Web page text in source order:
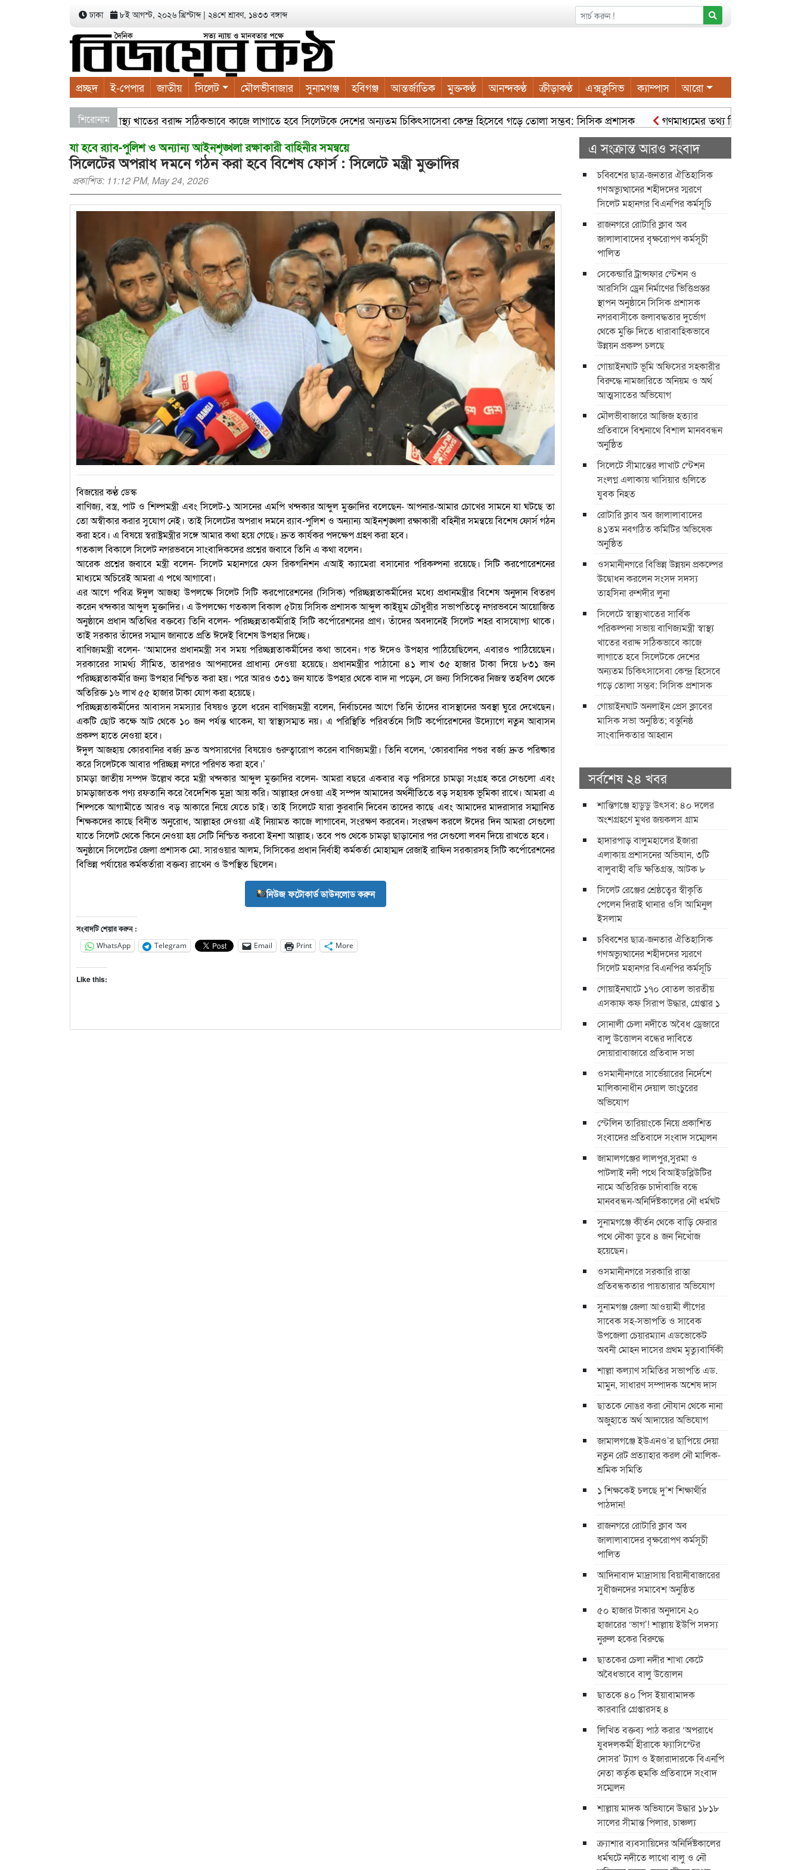
ঢাকা ৮ই আগস্ট, ২০২৬ খ্রিস্টাব্দ| ২৪শে শ্রাবণ, ১৪৩৩ বঙ্গাব্দ
প্রচ্ছদ ই-পেপার জাতীয় সিলেট মৌলভীবাজার সুনামগঞ্জ হবিগঞ্জ আন্তর্জাতিক মুক্তকণ্ঠ আনন্দকণ্ঠ ক্রীড়াকণ্ঠ এক্সক্লুসিভ ক্যাম্পাস আরো
শিরোনাম
সভায় বাণিজ্যমন্ত্রী স্বাস্থ্য খাতের বরাদ্দ সঠিকভাবে কাজে লাগাতে হবে সিলেটকে দেশের অন্যতম চিকিৎসাসেবা কেন্দ্র হিসেবে গড়ে তোলা সম্ভব: সিসিক প্রশাসক গণমাধ্যমের তথ্য বিকৃত হলে বিভ্রান্তি ও
যা হবে র‌্যাব-পুলিশ ও অন্যান্য আইনশৃঙ্খলা রক্ষাকারী বাহিনীর সমন্বয়ে
সিলেটের অপরাধ দমনে গঠন করা হবে বিশেষ ফোর্স : সিলেটে মন্ত্রী মুক্তাদির
প্রকাশিত: 11:12 PM, May 24, 2026
বিজয়ের কণ্ঠ ডেস্ক
বাণিজ্য, বস্ত্র, পাট ও শিল্পমন্ত্রী এবং সিলেট-১ আসনের এমপি খন্দকার আব্দুল মুক্তাদির বলেছেন- আপনার-আমার চোখের সামনে যা ঘটছে তা
তো অস্বীকার করার সুযোগ নেই। তাই সিলেটের অপরাধ দমনে র‌্যাব-পুলিশ ও অন্যান্য আইনশৃঙ্খলা রক্ষাকারী বহিনীর সমন্বয়ে বিশেষ ফোর্স গঠন
করা হবে। এ বিষয়ে স্বরাষ্ট্রমন্ত্রীর সঙ্গে আমার কথা হয়ে গেছে। দ্রুত কার্যকর পদক্ষেপ গ্রহণ করা হবে।
গতকাল বিকালে সিলেট নগরভবনে সাংবাদিকদের প্রশ্নের জবাবে তিনি এ কথা বলেন।
আরেক প্রশ্নের জবাবে মন্ত্রী বলেন- সিলেট মহানগরে ফেস রিকগনিশন এআই ক্যামেরা বসানোর পরিকল্পনা রয়েছে। সিটি করপোরেশনের
মাধ্যমে অচিরেই আমরা এ পথে আগাবো।
এর আগে পবিত্র ঈদুল আজহা উপলক্ষে সিলেট সিটি করপোরেশনের (সিসিক) পরিচ্ছন্নতাকর্মীদের মধ্যে প্রধানমন্ত্রীর বিশেষ অনুদান বিতরণ
করেন খন্দকার আব্দুল মুক্তাদির। এ উপলক্ষ্যে গতকাল বিকাল ৫টায় সিসিক প্রশাসক আব্দুল কাইয়ুম চৌধুরীর সভাপতিত্বে নগরভবনে আয়োজিত
অনুষ্ঠানে প্রধান অতিথির বক্তব্যে তিনি বলেন- পরিচ্ছন্নতাকর্মীরাই সিটি কর্পোরেশনের প্রাণ। তাঁদের অবদানেই সিলেট শহর বাসযোগ্য থাকে।
তাই সরকার তাঁদের সম্মান জানাতে প্রতি ঈদেই বিশেষ উপহার দিচ্ছে।
বাণিজ্যমন্ত্রী বলেন- ‘আমাদের প্রধানমন্ত্রী সব সময় পরিচ্ছন্নতাকর্মীদের কথা ভাবেন। গত ঈদেও উপহার পাঠিয়েছিলেন, এবারও পাঠিয়েছেন।
সরকারের সামর্থ্য সীমিত, তারপরও আপনাদের প্রাধান্য দেওয়া হয়েছে। প্রধানমন্ত্রীর পাঠানো ৪১ লাখ ৩৫ হাজার টাকা দিয়ে ৮৩১ জন
পরিচ্ছন্নতাকর্মীর জন্য উপহার নিশ্চিত করা হয়। পরে আরও ৩৩১ জন যাতে উপহার থেকে বাদ না পড়েন, সে জন্য সিসিকের নিজস্ব তহবিল থেকে
অতিরিক্ত ১৬ লাখ ৫৫ হাজার টাকা যোগ করা হয়েছে।
পরিচ্ছন্নতাকর্মীদের আবাসন সমস্যার বিষয়ও তুলে ধরেন বাণিজ্যমন্ত্রী বলেন, নির্বাচনের আগে তিনি তাঁদের বাসস্থানের অবস্থা ঘুরে দেখেছেন।
একটি ছোট কক্ষে আট থেকে ১০ জন পর্যন্ত থাকেন, যা স্বাস্থ্যসম্মত নয়। এ পরিস্থিতি পরিবর্তনে সিটি কর্পোরেশনের উদ্যোগে নতুন আবাসন
প্রকল্প হাতে নেওয়া হবে।
ঈদুল আজহায় কোরবানির বর্জ্য দ্রুত অপসারণের বিষয়েও গুরুত্বারোপ করেন বাণিজ্যমন্ত্রী। তিনি বলেন, ‘কোরবানির পশুর বর্জ্য দ্রুত পরিষ্কার
করে সিলেটকে আবার পরিচ্ছন্ন নগরে পরিণত করা হবে।’
চামড়া জাতীয় সম্পদ উল্লেখ করে মন্ত্রী খন্দকার আব্দুল মুক্তাদির বলেন- আমরা বছরে একবার বড় পরিসরে চামড়া সংগ্রহ করে সেগুলো এবং
চামড়াজাতক পণ্য রফতানি করে বৈদেশিক মুদ্রা আয় করি। আল্লাহর দেওয়া এই সম্পদ আমাদের অর্থনীতিতে বড় সহায়ক ভূমিকা রাখে। আমরা এ
শিল্পকে আগামীতে আরও বড় আকারে নিয়ে যেতে চাই। তাই সিলেটে যারা কুরবানি দিবেন তাদের কাছে এবং আমাদের মাদরাসার সম্মানিত
শিক্ষকদের কাছে বিনীত অনুরোধ, আল্লাহর দেওয়া এই নিয়ামত কাজে লাগাবেন, সংরক্ষণ করবেন। সংরক্ষণ করলে ঈদের দিন আমরা সেগুলো
যাতে সিলেট থেকে কিনে নেওয়া হয় সেটি নিশ্চিত করবো ইনশা আল্লাহ। তবে পশু থেকে চামড়া ছাড়ানোর পর সেগুলো লবন দিয়ে রাখতে হবে।
অনুষ্ঠানে সিলেটের জেলা প্রশাসক মো. সারওয়ার আলম, সিসিকের প্রধান নির্বাহী কর্মকর্তা মোহাম্মদ রেজাই রাফিন সরকারসহ সিটি কর্পোরেশনের
বিভিন্ন পর্যায়ের কর্মকর্তারা বক্তব্য রাখেন ও উপস্থিত ছিলেন।
নিউজ ফটোকার্ড ডাউনলোড করুন
সংবাদটি শেয়ার করুন :
WhatsApp Telegram Email Print More
Like this:
এ সংক্রান্ত আরও সংবাদ
চব্বিশের ছাত্র-জনতার ঐতিহাসিক
গণঅভ্যুত্থানের শহীদদের স্মরণে
সিলেট মহানগর বিএনপির কর্মসূচি
রাজনগরে রোটারি ক্লাব অব
জালালাবাদের বৃক্ষরোপণ কর্মসূচী
পালিত
সেকেন্ডারি ট্রান্সফার স্টেশন ও
আরসিসি ড্রেন নির্মাণের ভিত্তিপ্রস্তর
স্থাপন অনুষ্ঠানে সিসিক প্রশাসক
নগরবাসীকে জলাবদ্ধতার দুর্ভোগ
থেকে মুক্তি দিতে ধারাবাহিকভাবে
উন্নয়ন প্রকল্প চলছে
গোয়াইনঘাট ভূমি অফিসের সহকারীর
বিরুদ্ধে নামজারিতে অনিয়ম ও অর্থ
আত্মসাতের অভিযোগ
মৌলভীবাজারে আজিজ হত্যার
প্রতিবাদে বিশ্বনাথে বিশাল মানববন্ধন
অনুষ্ঠিত
সিলেটে সীমান্তের লাখাট স্টেশন
সংলগ্ন এলাকায় খাসিয়ার গুলিতে
যুবক নিহত
রোটারি ক্লাব অব জালালাবাদের
৪১তম নবগঠিত কমিটির অভিষেক
অনুষ্ঠিত
ওসমানীনগরে বিভিন্ন উন্নয়ন প্রকল্পের
উদ্বোধন করলেন সংসদ সদস্য
তাহসিনা রুশদীর লুনা
সিলেটে স্বাস্থ্যখাতের সার্বিক
পরিকল্পনা সভায় বাণিজ্যমন্ত্রী স্বাস্থ্য
খাতের বরাদ্দ সঠিকভাবে কাজে
লাগাতে হবে সিলেটকে দেশের
অন্যতম চিকিৎসাসেবা কেন্দ্র হিসেবে
গড়ে তোলা সম্ভব: সিসিক প্রশাসক
​গোয়াইনঘাট অনলাইন প্রেস ক্লাবের
মাসিক সভা অনুষ্ঠিত; বস্তুনিষ্ঠ
সাংবাদিকতার আহ্বান
সর্বশেষ ২৪ খবর
শান্তিগঞ্জে হাডুডু উৎসব: ৪০ দলের
অংশগ্রহণে মুখর জয়কলস গ্রাম
হাদারপাড় বালুমহালের ইজারা
এলাকায় প্রশাসনের অভিযান, ৩টি
বালুবাহী বডি ক্ষতিগ্রস্ত, আটক ৮
সিলেট রেঞ্জের শ্রেষ্ঠত্বের স্বীকৃতি
পেলেন দিরাই থানার ওসি আমিনুল
ইসলাম
চব্বিশের ছাত্র-জনতার ঐতিহাসিক
গণঅভ্যুত্থানের শহীদদের স্মরণে
সিলেট মহানগর বিএনপির কর্মসূচি
গোয়াইনঘাটে ১৭০ বোতল ভারতীয়
এসকাফ কফ সিরাপ উদ্ধার, গ্রেপ্তার ১
সোনালী চেলা নদীতে অবৈধ ড্রেজারে
বালু উত্তোলন বন্ধের দাবিতে
দোয়ারাবাজারে প্রতিবাদ সভা
ওসমানীনগরে সার্ভেয়ারের নির্দেশে
মালিকানাধীন দেয়াল ভাংচুরের
অভিযোগ
স্টেলিন তারিয়াংকে নিয়ে প্রকাশিত
সংবাদের প্রতিবাদে সংবাদ সম্মেলন
জামালগঞ্জের লালপুর,সুরমা ও
পাটলাই নদী পথে বিআইডব্লিউটির
নামে অতিরিক্ত চাদাঁবাজি বন্ধে
মানববন্ধন-অনির্দিষ্টকালের নৌ ধর্মঘট
সুনামগঞ্জে কীর্তন থেকে বাড়ি ফেরার
পথে নৌকা ডুবে ৪ জন নিখোঁজ
হয়েছেন।
ওসমানীনগরে সরকারি রাস্তা
প্রতিবন্ধকতার পায়তারার অভিযোগ
সুনামগঞ্জ জেলা আওয়ামী লীগের
সাবেক সহ-সভাপতি ও সাবেক
উপজেলা চেয়ারম্যান এডভোকেট
অবনী মোহন দাসের প্রথম মৃত্যুবার্ষিকী
শাল্লা কল্যাণ সমিতির সভাপতি এড.
মামুন, সাধারণ সম্পাদক অশেষ দাস
ছাতকে নোঙর করা নৌযান থেকে নানা
অজুহাতে অর্থ আদায়ের অভিযোগ
জামালগঞ্জে ইউএনও’র ছাপিয়ে দেয়া
নতুন রেট প্রত্যাহার করল নৌ মালিক-
শ্রমিক সমিতি
১ শিক্ষকেই চলছে দু’শ শিক্ষার্থীর
পাঠদান!
রাজনগরে রোটারি ক্লাব অব
জালালাবাদের বৃক্ষরোপণ কর্মসূচী
পালিত
আদিনাবাদ মাদ্রাসায় বিয়ানীবাজারের
সুধীজনদের সমাবেশ অনুষ্ঠিত
৫০ হাজার টাকার অনুদানে ২০
হাজারের ‘ভাগ’! শাল্লায় ইউপি সদস্য
নুরুল হকের বিরুদ্ধে
ছাতকের চেলা নদীর শাখা কেটে
অবৈধভাবে বালু উত্তোলন
ছাতকে ৪০ পিস ইয়াবামাদক
কারবারি গ্রেপ্তারসহ ৪
লিখিত বক্তব্য পাঠ করার ‘অপরাধে
যুবদলকর্মী হীরাকে ফ্যাসিস্টের
দোসর’ ট্যাগ ও ইজারাদারকে বিএনপি
নেতা কর্তৃক হুমকি প্রতিবাদে সংবাদ
সম্মেলন
শাল্লায় মাদক অভিযানে উদ্ধার ১৮১৮
সালের সীমান্ত পিলার, চাঞ্চল্য
ক্র্যাশার ব্যবসায়িদের অনির্দিষ্টকালের
ধর্মঘটে নদীতে লাখো বালু ও নৌ